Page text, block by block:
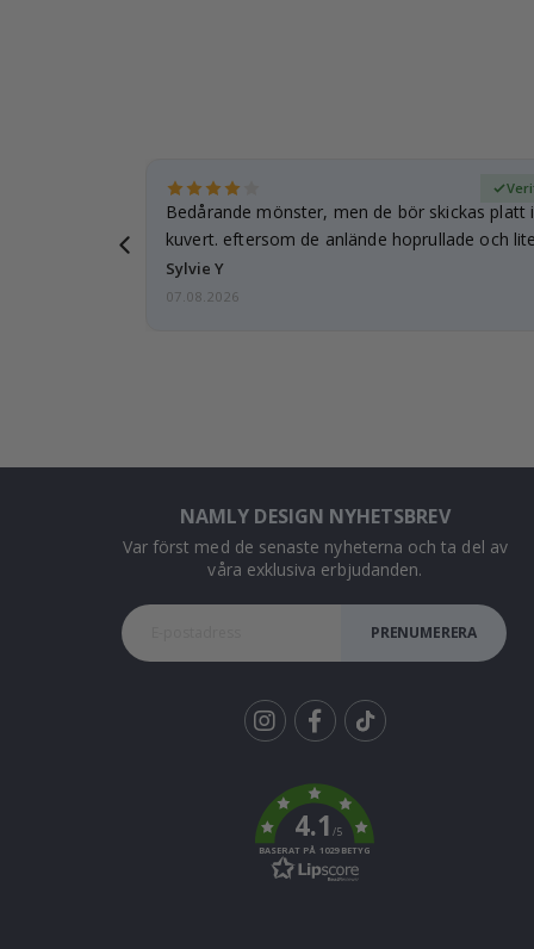
Bedårande mönster, men de bör skickas platt
kuvert. eftersom de anlände hoprullade och
…
Sylvie Y
07.08.2026
NAMLY DESIGN NYHETSBREV
Var först med de senaste nyheterna och ta del av
våra exklusiva erbjudanden.
PRENUMERERA
k
4.1/5
BASERAT PÅ 1029 BETYG